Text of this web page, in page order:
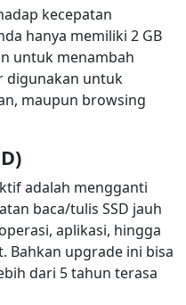
kecepatan
hanya memiliki 2 GB
untuk menambah
digunakan untuk
maupun browsing
adalah mengganti
baca/tulis SSD jauh
aplikasi, hingga
Bahkan upgrade ini bisa
dari 5 tahun terasa